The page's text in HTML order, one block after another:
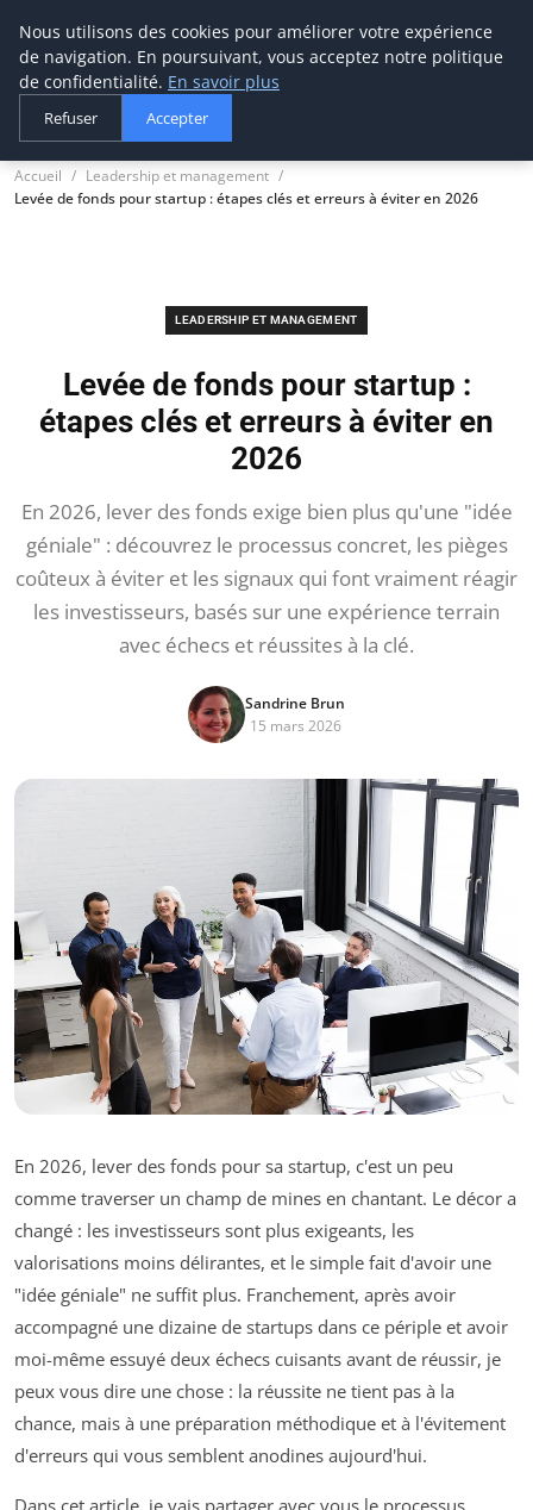
thestorefinder
Trouvez les meilleures adresses business
Accueil
Leadership et management
Levée de fonds pour startup : étapes clés et erreurs à éviter en 2026
LEADERSHIP ET MANAGEMENT
Levée de fonds pour startup :
étapes clés et erreurs à éviter en
2026
En 2026, lever des fonds exige bien plus qu'une "idée
géniale" : découvrez le processus concret, les pièges
coûteux à éviter et les signaux qui font vraiment réagir
les investisseurs, basés sur une expérience terrain
avec échecs et réussites à la clé.
Sandrine Brun
15 mars 2026
En 2026, lever des fonds pour sa startup, c'est un peu
comme traverser un champ de mines en chantant. Le décor a
changé : les investisseurs sont plus exigeants, les
valorisations moins délirantes, et le simple fait d'avoir une
"idée géniale" ne suffit plus. Franchement, après avoir
accompagné une dizaine de startups dans ce périple et avoir
moi-même essuyé deux échecs cuisants avant de réussir, je
peux vous dire une chose : la réussite ne tient pas à la
chance, mais à une préparation méthodique et à l'évitement
d'erreurs qui vous semblent anodines aujourd'hui.
Nous utilisons des cookies pour améliorer votre expérience
de navigation. En poursuivant, vous acceptez notre politique
de confidentialité. En savoir plus
Refuser Accepter